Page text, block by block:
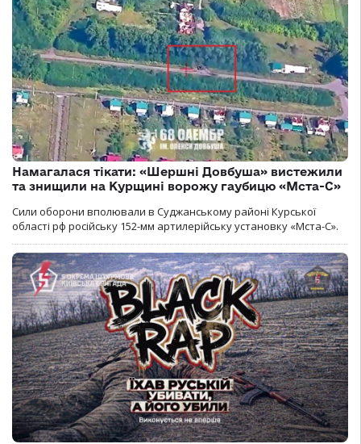
Намагалася тікати: «Шершні Довбуша» вистежили
та знищили на Курщині ворожу гаубицю «Мста-С»
Сили оборони вполювали в Суджанському районі Курської
області рф російську 152-мм артилерійську установку «Мста-С».